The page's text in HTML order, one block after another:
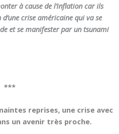
à cause de l’inflation car ils
crise américaine qui va se
et se manifester par un tsunami
***
reprises, une crise avec
un avenir très proche.